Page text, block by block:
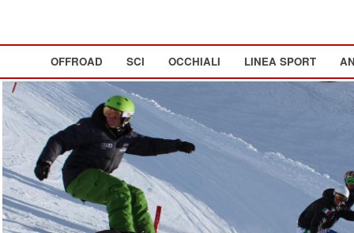
OFFROAD SCI OCCHIALI LINEA SPORT